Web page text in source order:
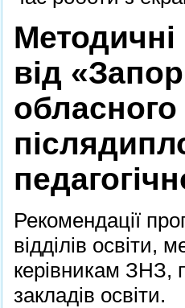
Методичні
від
обласного
Рекомендації
відділів освіти,
керівникам ЗНЗ,
закладів освіти.